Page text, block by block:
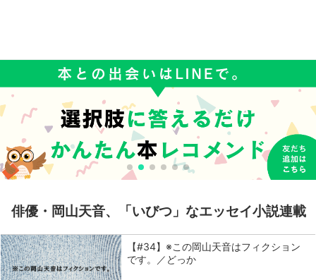
俳優・岡山天音、「いびつ」なエッセイ小説連載
【#34】※この岡山天音はフィクション
です。／どっか